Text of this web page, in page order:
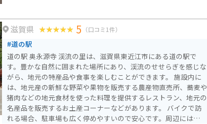
滋賀県 5 （口コミ1件）
#道の駅
道の駅 奥永源寺 渓流の里は、滋賀県東近江市にある道の駅で
す。豊かな自然に囲まれた場所にあり、渓流のせせらぎを感じな
がら、地元の特産品や食事を楽しむことができます。 施設内に
は、地元産の新鮮な野菜や果物を販売する農産物直売所、蕎麦や
猪肉などの地元食材を使った料理を提供するレストラン、地元の
名産品を販売するお土産コーナーなどがあります。 バイクで訪
れる場合、駐車場も広く停めやすいので安心です。周辺には、鈴